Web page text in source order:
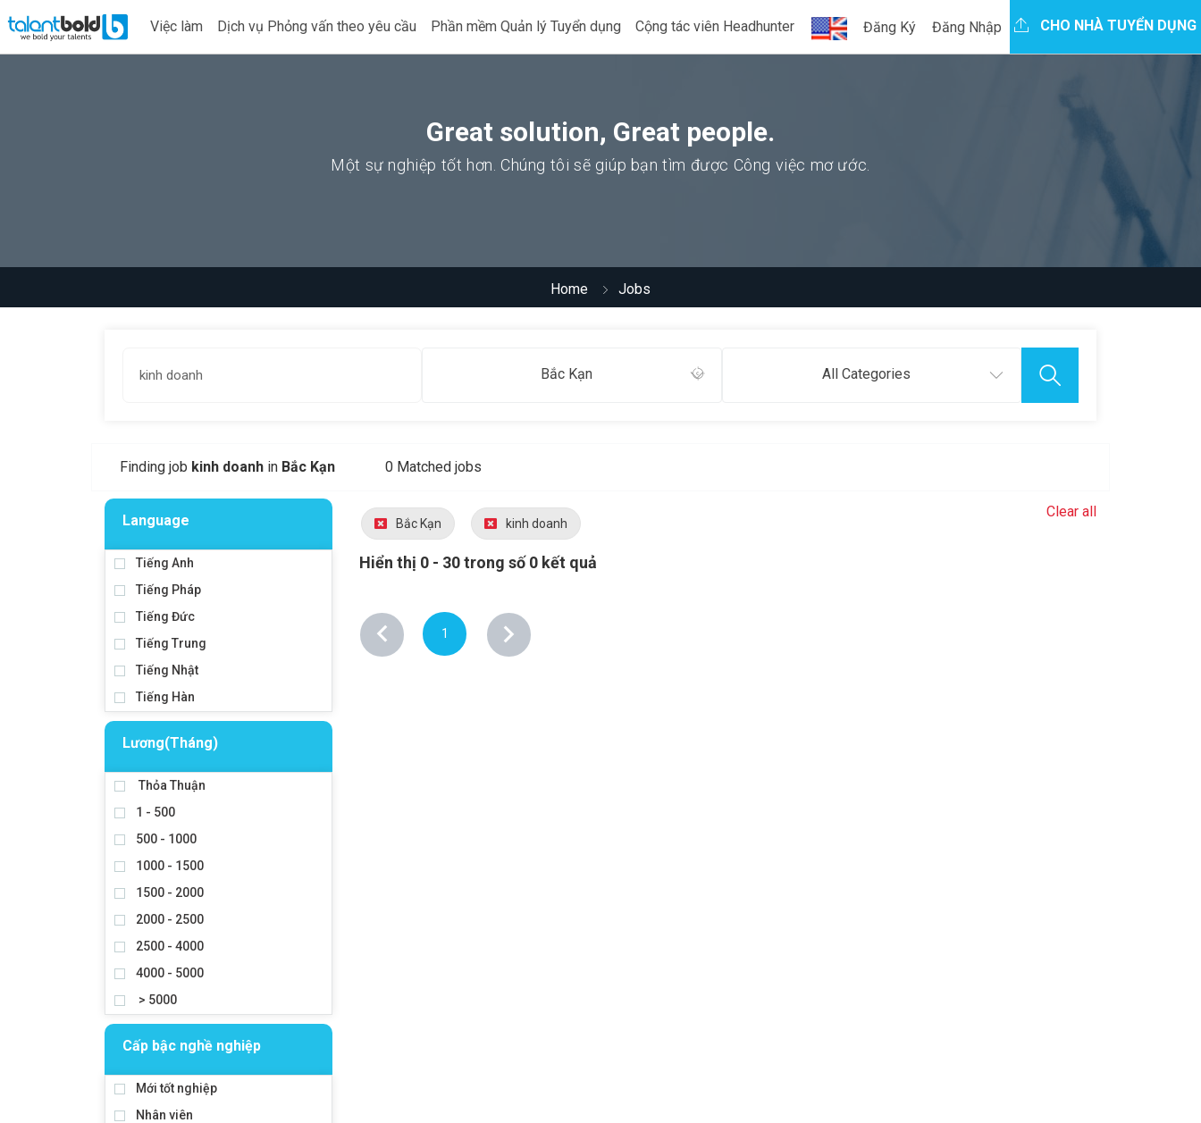
Việc làm Dịch vụ Phỏng vấn theo yêu cầu Phần mềm Quản lý Tuyển dụng Cộng tác viên Headhunter Đăng Ký Đăng Nhập CHO NHÀ TUYỂN DỤNG
Great solution, Great people.
Một sự nghiệp tốt hơn. Chúng tôi sẽ giúp bạn tìm được Công việc mơ ước.
Home Jobs
Bắc Kạn All Categories
Finding job kinh doanh in Bắc Kạn 0 Matched jobs
Language
Tiếng Anh
Tiếng Pháp
Tiếng Đức
Tiếng Trung
Tiếng Nhật
Tiếng Hàn
Lương(Tháng)
Thỏa Thuận
1 - 500
500 - 1000
1000 - 1500
1500 - 2000
2000 - 2500
2500 - 4000
4000 - 5000
> 5000
Cấp bậc nghề nghiệp
Mới tốt nghiệp
Nhân viên
Bắc Kạn kinh doanh
Clear all
Hiển thị 0 - 30 trong số 0 kết quả
1